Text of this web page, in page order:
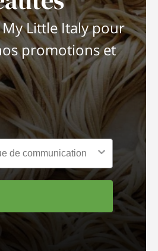
Little Italy pour
promotions et